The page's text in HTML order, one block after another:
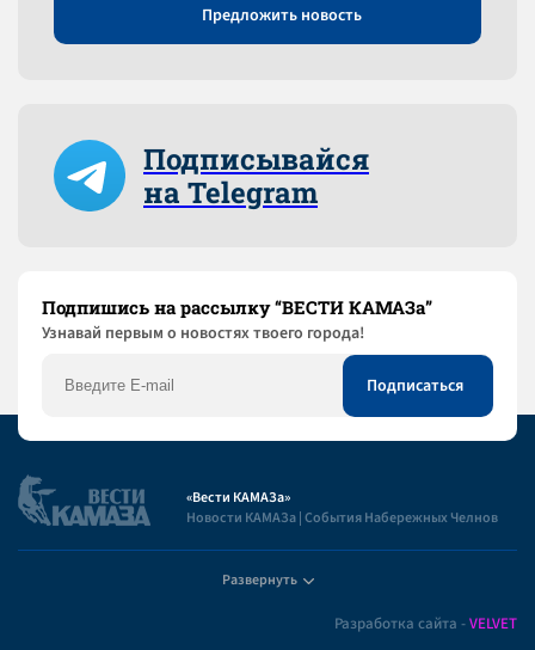
Предложить новость
Подписывайся
на Telegram
Подпишись на рассылку “ВЕСТИ КАМАЗа”
Узнaвай первым о новостях твоего города!
«Вести КАМАЗа»
Новости КАМАЗа | События Набережных Челнов
Развернуть
Разработка сайта -VELVET